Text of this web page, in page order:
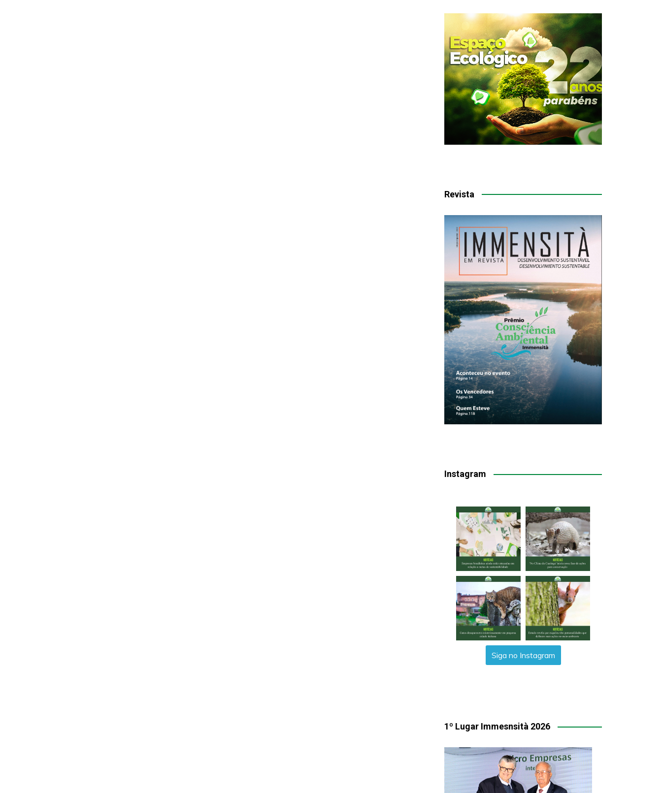
Revista
Instagram
Siga no Instagram
1º Lugar Immesnsità 2026